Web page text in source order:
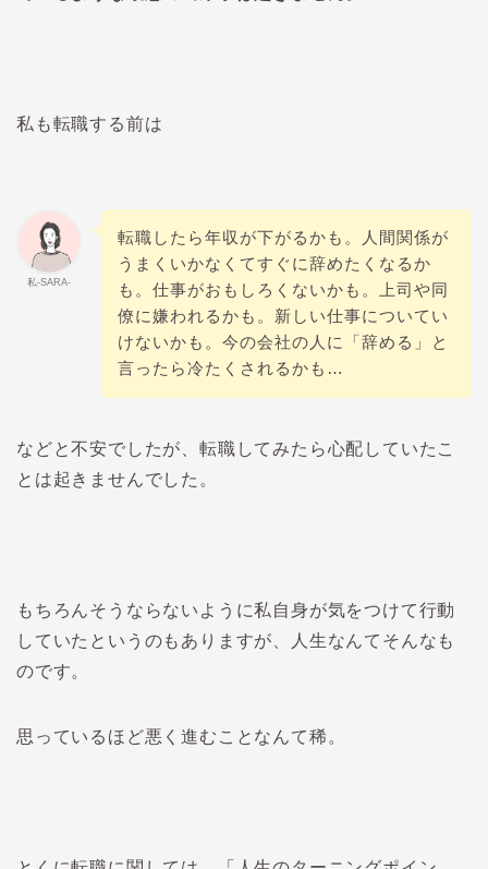
私も転職する前は
私-SARA-
転職したら年収が下がるかも。人間関係が
うまくいかなくてすぐに辞めたくなるか
も。仕事がおもしろくないかも。上司や同
僚に嫌われるかも。新しい仕事についてい
けないかも。今の会社の人に「辞める」と
言ったら冷たくされるかも…
などと不安でしたが、転職してみたら心配していたこ
とは起きませんでした。
もちろんそうならないように私自身が気をつけて行動
していたというのもありますが、人生なんてそんなも
のです。
思っているほど悪く進むことなんて稀。